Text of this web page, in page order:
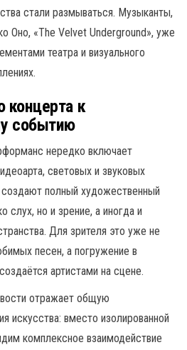
стали размываться. Музыканты,
Оно, «The Velvet Underground», уже
театра и визуального
концерта к
событию
нередко включает
световых и звуковых
полный художественный
слух, но и зрение, а иногда и
Для зрителя это уже не
песен, а погружение в
артистами на сцене.
отражает общую
искусства: вместо изолированной
комплексное взаимодействие